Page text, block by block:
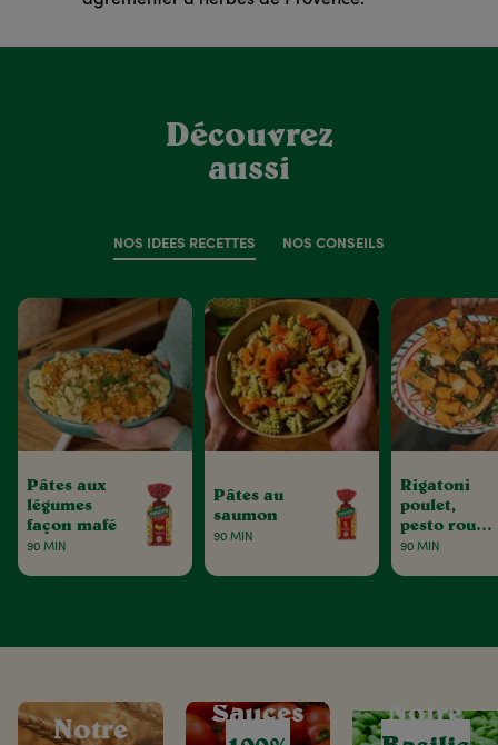
Découvrez
aussi
NOS IDÉES RECETTES NOS CONSEILS
Pâtes aux
légumes
façon mafé
90 MIN
Pâtes au
saumon
90 MIN
Rigatoni
poulet,
pesto rouge
& tomates
90 MIN
Notre
Sauces
Notre